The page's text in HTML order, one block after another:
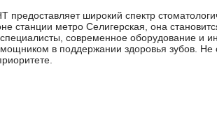
предоставляет широкий спектр
станции метро Селигерская, она
современное оборудование и
в поддержании здоровья зубов. Не